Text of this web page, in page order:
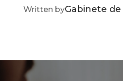
POST
Written byGabinete de
Navegação